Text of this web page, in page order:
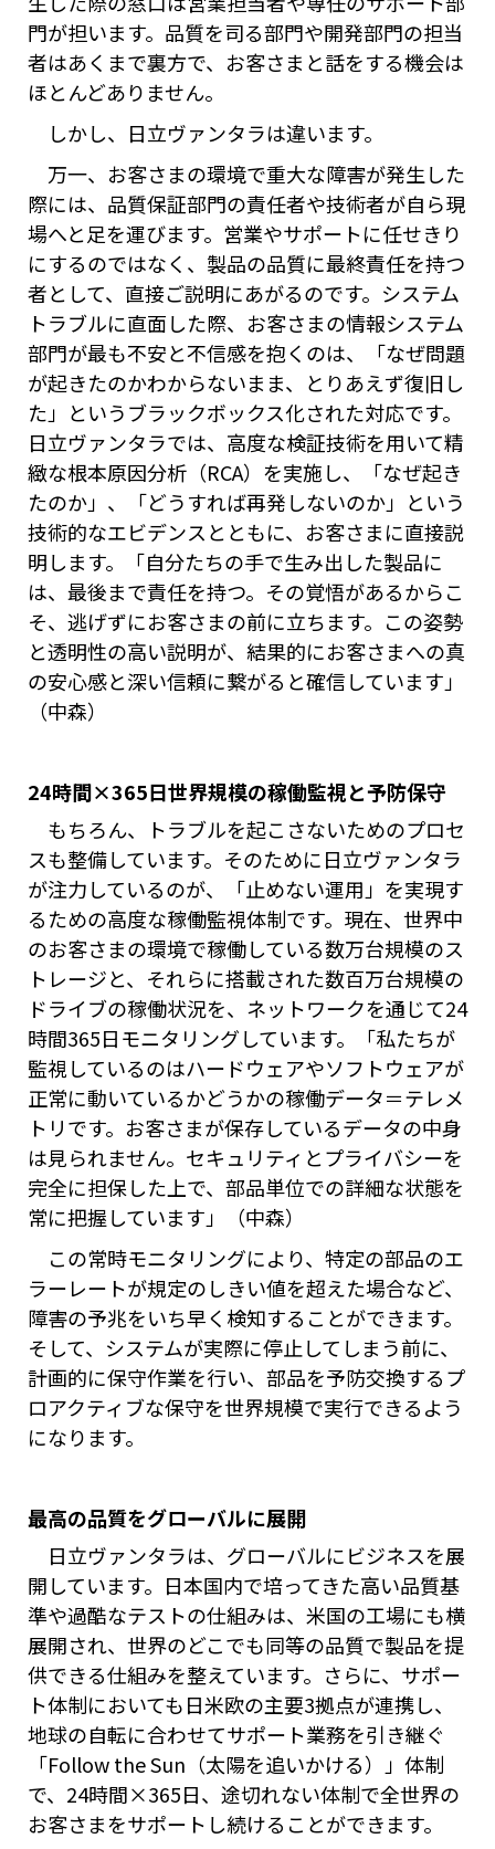
門が担います。品質を司る部門や開発部門の担当
者はあくまで裏方で、お客さまと話をする機会は
ほとんどありません。
しかし、日立ヴァンタラは違います。
万一、お客さまの環境で重大な障害が発生した
際には、品質保証部門の責任者や技術者が自ら現
場へと足を運びます。営業やサポートに任せきり
にするのではなく、製品の品質に最終責任を持つ
者として、直接ご説明にあがるのです。システム
トラブルに直面した際、お客さまの情報システム
部門が最も不安と不信感を抱くのは、「なぜ問題
が起きたのかわからないまま、とりあえず復旧し
た」というブラックボックス化された対応です。
日立ヴァンタラでは、高度な検証技術を用いて精
緻な根本原因分析（RCA）を実施し、「なぜ起き
たのか」、「どうすれば再発しないのか」という
技術的なエビデンスとともに、お客さまに直接説
明します。「自分たちの手で生み出した製品に
は、最後まで責任を持つ。その覚悟があるからこ
そ、逃げずにお客さまの前に立ちます。この姿勢
と透明性の高い説明が、結果的にお客さまへの真
の安心感と深い信頼に繋がると確信しています」
（中森）
24時間×365日世界規模の稼働監視と予防保守
もちろん、トラブルを起こさないためのプロセ
スも整備しています。そのために日立ヴァンタラ
が注力しているのが、「止めない運用」を実現す
るための高度な稼働監視体制です。現在、世界中
のお客さまの環境で稼働している数万台規模のス
トレージと、それらに搭載された数百万台規模の
ドライブの稼働状況を、ネットワークを通じて24
時間365日モニタリングしています。「私たちが
監視しているのはハードウェアやソフトウェアが
正常に動いているかどうかの稼働データ＝テレメ
トリです。お客さまが保存しているデータの中身
は見られません。セキュリティとプライバシーを
完全に担保した上で、部品単位での詳細な状態を
常に把握しています」（中森）
この常時モニタリングにより、特定の部品のエ
ラーレートが規定のしきい値を超えた場合など、
障害の予兆をいち早く検知することができます。
そして、システムが実際に停止してしまう前に、
計画的に保守作業を行い、部品を予防交換するプ
ロアクティブな保守を世界規模で実行できるよう
になります。
最高の品質をグローバルに展開
日立ヴァンタラは、グローバルにビジネスを展
開しています。日本国内で培ってきた高い品質基
準や過酷なテストの仕組みは、米国の工場にも横
展開され、世界のどこでも同等の品質で製品を提
供できる仕組みを整えています。さらに、サポー
ト体制においても日米欧の主要3拠点が連携し、
地球の自転に合わせてサポート業務を引き継ぐ
「Follow the Sun（太陽を追いかける）」体制
で、24時間×365日、途切れない体制で全世界の
お客さまをサポートし続けることができます。